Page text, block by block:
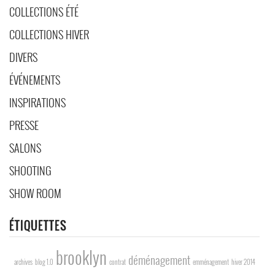
COLLECTIONS ÉTÉ
COLLECTIONS HIVER
DIVERS
ÉVÉNEMENTS
INSPIRATIONS
PRESSE
SALONS
SHOOTING
SHOW ROOM
ÉTIQUETTES
archives blog 1.0 brooklyn contrat déménagement emménagement hiver 2014